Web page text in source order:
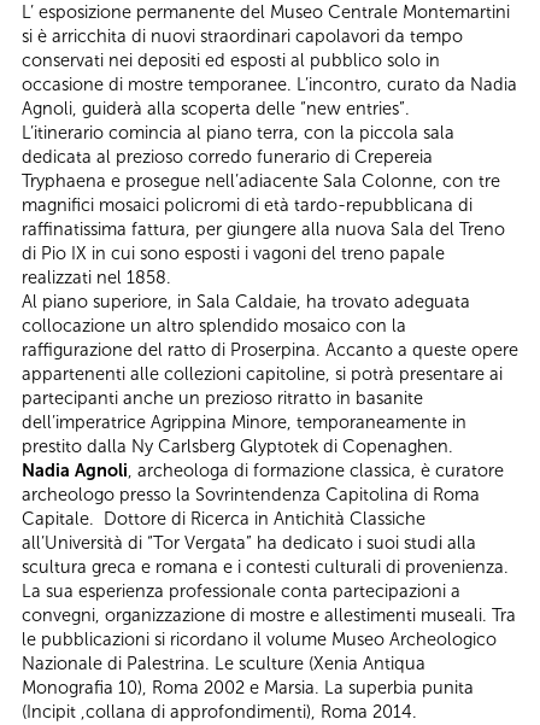
L’ esposizione permanente del Museo Centrale Montemartini
si è arricchita di nuovi straordinari capolavori da tempo
conservati nei depositi ed esposti al pubblico solo in
occasione di mostre temporanee. L’incontro, curato da Nadia
Agnoli, guiderà alla scoperta delle “new entries”.
L’itinerario comincia al piano terra, con la piccola sala
dedicata al prezioso corredo funerario di Crepereia
Tryphaena e prosegue nell’adiacente Sala Colonne, con tre
magnifici mosaici policromi di età tardo-repubblicana di
raffinatissima fattura, per giungere alla nuova Sala del Treno
di Pio IX in cui sono esposti i vagoni del treno papale
realizzati nel 1858.
Al piano superiore, in Sala Caldaie, ha trovato adeguata
collocazione un altro splendido mosaico con la
raffigurazione del ratto di Proserpina. Accanto a queste opere
appartenenti alle collezioni capitoline, si potrà presentare ai
partecipanti anche un prezioso ritratto in basanite
dell’imperatrice Agrippina Minore, temporaneamente in
prestito dalla Ny Carlsberg Glyptotek di Copenaghen.
Nadia Agnoli, archeologa di formazione classica, è curatore
archeologo presso la Sovrintendenza Capitolina di Roma
Capitale. Dottore di Ricerca in Antichità Classiche
all’Università di “Tor Vergata” ha dedicato i suoi studi alla
scultura greca e romana e i contesti culturali di provenienza.
La sua esperienza professionale conta partecipazioni a
convegni, organizzazione di mostre e allestimenti museali. Tra
le pubblicazioni si ricordano il volume Museo Archeologico
Nazionale di Palestrina. Le sculture (Xenia Antiqua
Monografia 10), Roma 2002 e Marsia. La superbia punita
(Incipit ,collana di approfondimenti), Roma 2014.